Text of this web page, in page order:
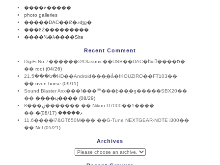
����ӥ�����
photo galleries
�����DAC��ϩ�ޤʤɡ�
���ƻŻ���������
����¾�λ����Site
Recent Comment
DigiFi No.7������Ͽ!Olasonic��USB��DAC�եѥ����ס�
�� root (04/26)
21.5���ե�HD��Android���֥�å�!KOUZIRO��FT103��
�� oven-horse (09/11)
Sound Blaster Axx���!���ꥨ���ƥ��֥�ǥ�����SBX20��
�� ����ɥ���� (08/29)
8���ڼ������� �� Nikon D7000��1����
��
�ޥ����� (08/17)
11.6����i7&GT650M���!��G-Tune NEXTGEAR-NOTE i300��
�� Nel (05/21)
Archives